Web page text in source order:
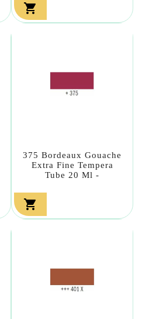

375 Bordeaux Gouache
Extra Fine Tempera
Tube 20 Ml -
